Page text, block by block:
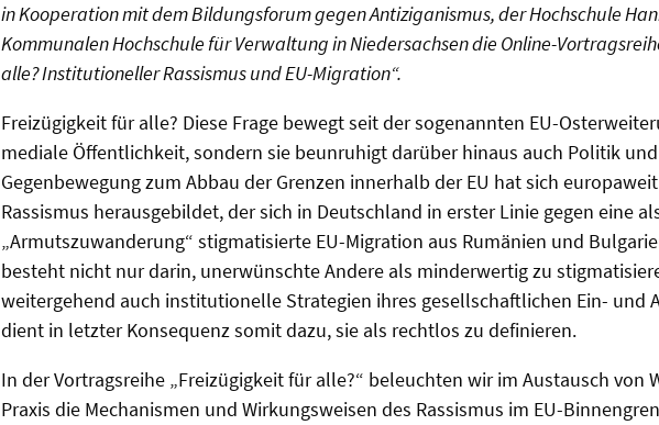
in Kooperation mit dem Bildungsforum gegen Antiziganismus, der Hochschule
Kommunalen Hochschule für Verwaltung in Niedersachsen die Online-
alle? Institutioneller Rassismus und EU-Migration“.
Freizügigkeit für alle? Diese Frage bewegt seit der sogenannten EU-
mediale Öffentlichkeit, sondern sie beunruhigt darüber hinaus auch Politik
Gegenbewegung zum Abbau der Grenzen innerhalb der EU hat sich
Rassismus herausgebildet, der sich in Deutschland in erster Linie gegen eine
„Armutszuwanderung“ stigmatisierte EU-Migration aus Rumänien und
besteht nicht nur darin, unerwünschte Andere als minderwertig zu
weitergehend auch institutionelle Strategien ihres gesellschaftlichen Ein- und
dient in letzter Konsequenz somit dazu, sie als rechtlos zu definieren.
In der Vortragsreihe „Freizügigkeit für alle?“ beleuchten wir im Austausch von
Praxis die Mechanismen und Wirkungsweisen des Rassismus im EU-